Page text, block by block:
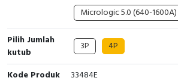
Ultrasonic & Rotary Encoder
Limit Switch
Inductive Sensors
Micrologic 5.0 (640-1600A)
Pilih Jumlah
kutub
3P 4P
Kode Produk
33484E